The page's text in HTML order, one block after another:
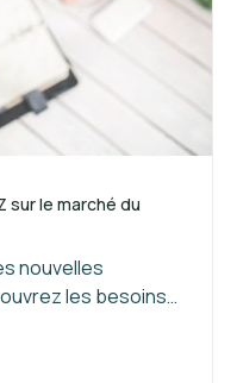
sur le marché du
nouvelles
les besoins